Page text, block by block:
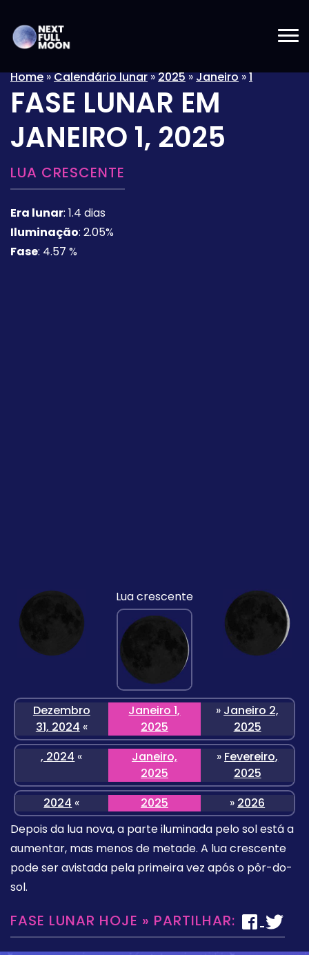
Home»Calendário lunar»2025»Janeiro»1
FASE LUNAR EM
JANEIRO 1, 2025
LUA CRESCENTE
Era lunar: 1.4 dias
Iluminação: 2.05%
Fase: 4.57 %
Lua crescente
Dezembro
31, 2024 «
Janeiro 1,
2025
» Janeiro 2,
2025
, 2024 «
Janeiro,
2025
» Fevereiro,
2025
2024 « 2025 » 2026
Depois da lua nova, a parte iluminada pelo sol está a
aumentar, mas menos de metade. A lua crescente
pode ser avistada pela primeira vez após o pôr-do-
sol.
FASE LUNAR HOJE » PARTILHAR: